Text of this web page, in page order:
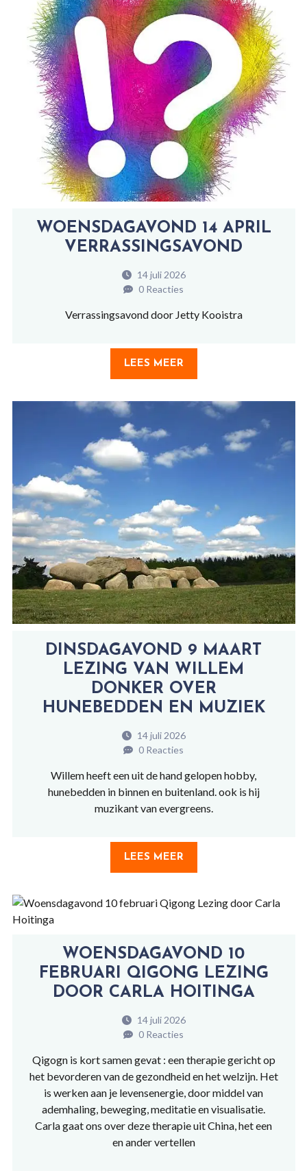
WOENSDAGAVOND 14 APRIL
VERRASSINGSAVOND
14 juli 2026
0 Reacties
Verrassingsavond door Jetty Kooistra
LEES MEER
DINSDAGAVOND 9 MAART
LEZING VAN WILLEM
DONKER OVER
HUNEBEDDEN EN MUZIEK
14 juli 2026
0 Reacties
Willem heeft een uit de hand gelopen hobby,
hunebedden in binnen en buitenland. ook is hij
muzikant van evergreens.
LEES MEER
WOENSDAGAVOND 10
FEBRUARI QIGONG LEZING
DOOR CARLA HOITINGA
14 juli 2026
0 Reacties
Qigogn is kort samen gevat : een therapie gericht op
het bevorderen van de gezondheid en het welzijn. Het
is werken aan je levensenergie, door middel van
ademhaling, beweging, meditatie en visualisatie.
Carla gaat ons over deze therapie uit China, het een
en ander vertellen